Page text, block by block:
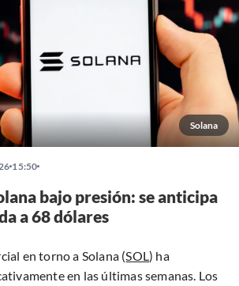
Solana
15:50
bajo presión: se anticipa
a 68 dólares
en torno a Solana (SOL) ha
en las últimas semanas. Los